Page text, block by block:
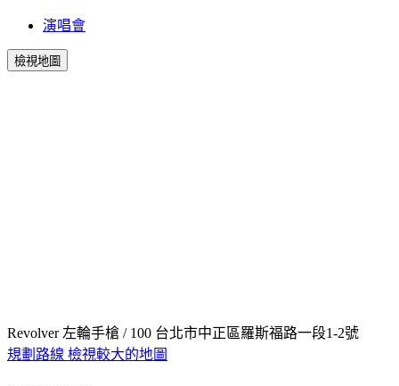
演唱會
檢視地圖
Revolver 左輪手槍 / 100 台北市中正區羅斯福路一段1-2號
規劃路線 檢視較大的地圖